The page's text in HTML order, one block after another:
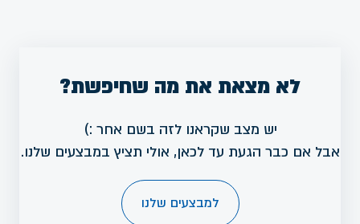
לא מצאת את מה שחיפשת?
יש מצב שקראנו לזה בשם אחר :)
אבל אם כבר הגעת עד לכאן, אולי תציץ במבצעים שלנו.
למבצעים שלנו